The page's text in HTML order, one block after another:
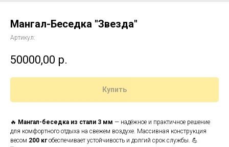
Мангал-Беседка "Звезда"
Артикул:
50000,00 р.
Купить
🔥 Мангал-беседка из стали 3 мм — надёжное и практичное решение
для комфортного отдыха на свежем воздухе. Массивная конструкция
весом 200 кгобеспечивает устойчивость и долгий срок службы. 💪